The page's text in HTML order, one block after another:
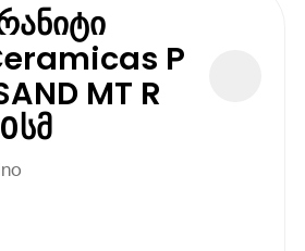
P
MT R